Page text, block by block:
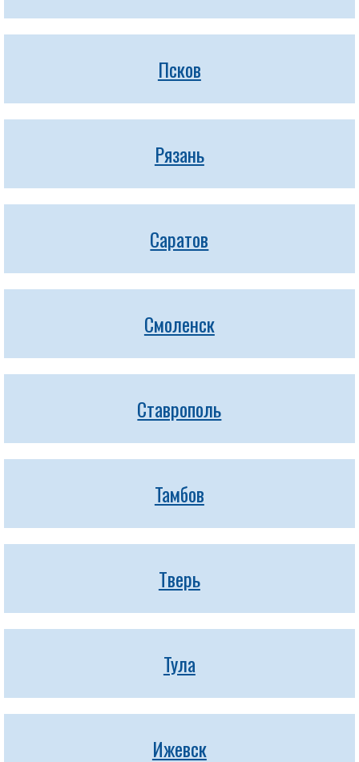
Псков
Рязань
Саратов
Смоленск
Ставрополь
Тамбов
Тверь
Тула
Ижевск